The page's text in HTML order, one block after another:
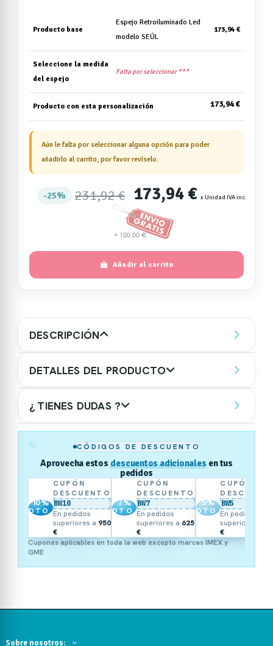
Producto base
Espejo Retroiluminado Led
modelo SEÚL
173,94 €
Seleccione la medida
del espejo
Falta por seleccionar ***
Producto con esta personalización 173,94 €
Aún le falta por seleccionar alguna opción para poder
añadirlo al carrito, por favor revíselo.
25% 231,92 € 173,94 € x Unidad IVA inc.
Añadir al carrito
DESCRIPCIÓN
DETALLES DEL PRODUCTO
¿ TIENES DUDAS ?
CÓDIGOS DE DESCUENTO
Aprovecha estos descuentos adicionales en tus
pedidos
10%
DTO.
CUPÓN
DESCUENTO
BW10
En pedidos
superiores a 950
€
7%
DTO.
CUPÓN
DESCUENTO
BW7
En pedidos
superiores a 625
€
5%
DTO.
CUPÓN
BW5
En pedidos
superiores a
€
Cupones aplicables en toda la web excepto marcas IMEX y
GME
Sobre nosotros: